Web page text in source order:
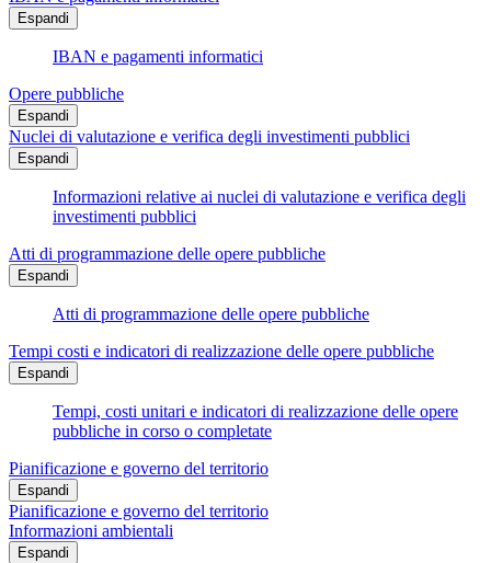
Espandi
IBAN e pagamenti informatici
Opere pubbliche
Espandi
Nuclei di valutazione e verifica degli investimenti pubblici
Espandi
Informazioni relative ai nuclei di valutazione e verifica degli
investimenti pubblici
Atti di programmazione delle opere pubbliche
Espandi
Atti di programmazione delle opere pubbliche
Tempi costi e indicatori di realizzazione delle opere pubbliche
Espandi
Tempi, costi unitari e indicatori di realizzazione delle opere
pubbliche in corso o completate
Pianificazione e governo del territorio
Espandi
Pianificazione e governo del territorio
Informazioni ambientali
Espandi